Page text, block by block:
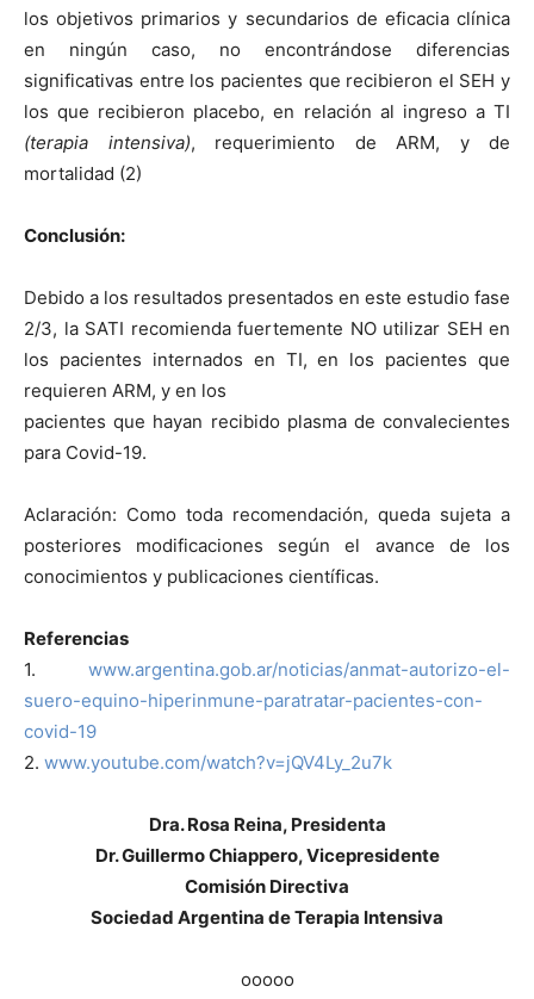
los objetivos primarios y secundarios de eficacia clínica
en ningún caso, no encontrándose diferencias
significativas entre los pacientes que recibieron el SEH y
los que recibieron placebo, en relación al ingreso a TI
(terapia intensiva), requerimiento de ARM, y de
mortalidad (2)
Conclusión:
Debido a los resultados presentados en este estudio fase
2/3, la SATI recomienda fuertemente NO utilizar SEH en
los pacientes internados en TI, en los pacientes que
requieren ARM, y en los
pacientes que hayan recibido plasma de convalecientes
para Covid-19.
Aclaración: Como toda recomendación, queda sujeta a
posteriores modificaciones según el avance de los
conocimientos y publicaciones científicas.
Referencias
1. www.argentina.gob.ar/noticias/anmat-autorizo-el-
suero-equino-hiperinmune-paratratar-pacientes-con-
covid-19
2. www.youtube.com/watch?v=jQV4Ly_2u7k
Dra. Rosa Reina, Presidenta
Dr. Guillermo Chiappero, Vicepresidente
Comisión Directiva
Sociedad Argentina de Terapia Intensiva
ooooo